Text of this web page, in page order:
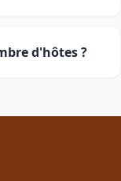
d'hôtes ?